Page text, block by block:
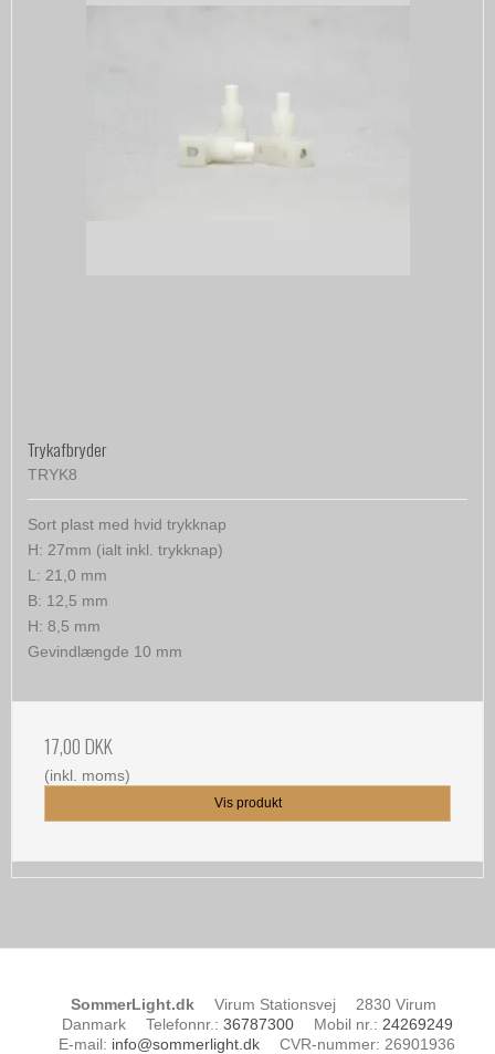
Trykafbryder
TRYK8
Sort plast med hvid trykknap
H: 27mm (ialt inkl. trykknap)
L: 21,0 mm
B: 12,5 mm
H: 8,5 mm
Gevindlængde 10 mm
17,00 DKK
(inkl. moms)
Vis produkt
SommerLight.dk Virum Stationsvej
2830 Virum
Danmark
Telefonnr. : 36787300 Mobil nr. : 24269249
E-mail: info@sommerlight.dk CVR-nummer: 26901936